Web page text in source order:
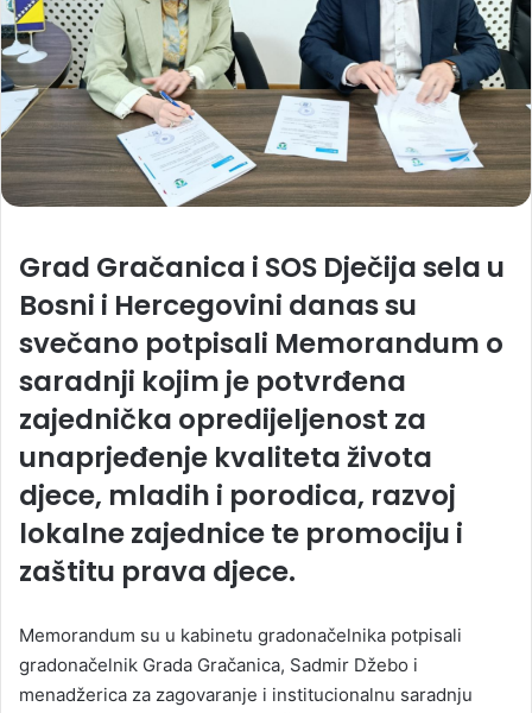
Grad Gračanica i SOS Dječija sela u
Bosni i Hercegovini danas su
svečano potpisali Memorandum o
saradnji kojim je potvrđena
zajednička opredijeljenost za
unaprjeđenje kvaliteta života
djece, mladih i porodica, razvoj
lokalne zajednice te promociju i
zaštitu prava djece.
Memorandum su u kabinetu gradonačelnika potpisali
gradonačelnik Grada Gračanica, Sadmir Džebo i
menadžerica za zagovaranje i institucionalnu saradnju